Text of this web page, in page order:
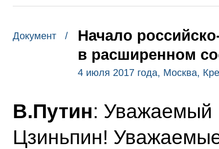
Документ /
Начало
в расширенном
4 июля 2017 года, Москва,
В.Путин: Уважаемый
Цзиньпин!